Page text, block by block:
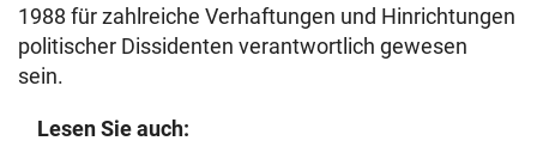
1988 für zahlreiche Verhaftungen und Hinrichtungen
politischer Dissidenten verantwortlich gewesen
sein.
Lesen Sie auch: